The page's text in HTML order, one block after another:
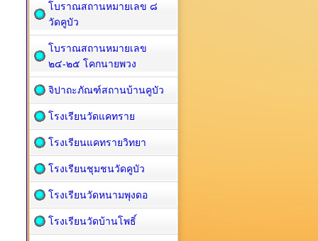
โบราณสถานหมายเลข ๘
วัดคูบัว
โบราณสถานหมายเลข
๒๔-๒๕ โคกนายพวง
จิปาถะภัณฑ์สถานบ้านคูบัว
โรงเรียนวัดแคทราย
โรงเรียนแคทรายวิทยา
โรงเรียนชุมชนวัดคูบัว
โรงเรียนวัดหนามพุงดอ
โรงเรียนวัดบ้านโพธิ์